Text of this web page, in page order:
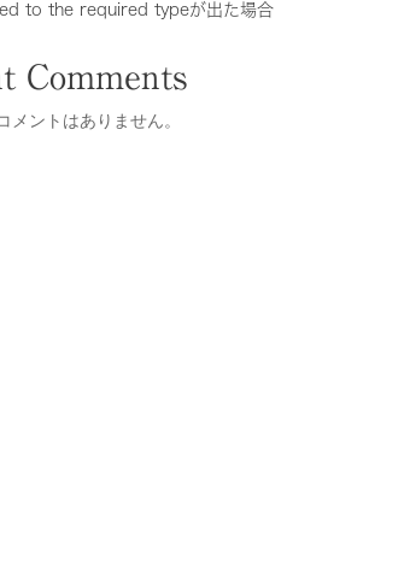
to the required typeが出た場合
Comments
メントはありません。